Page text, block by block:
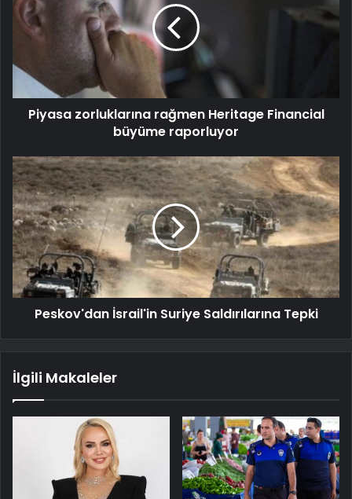
Piyasa zorluklarına rağmen Heritage Financial
büyüme raporluyor
Peskov'dan İsrail'in Suriye Saldırılarına Tepki
İlgili Makaleler